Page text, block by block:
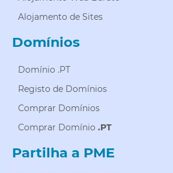
Alojamento de Sites
Domínios
Domínio .PT
Registo de Domínios
Comprar Domínios
Comprar Domínio .PT
Partilha a PME